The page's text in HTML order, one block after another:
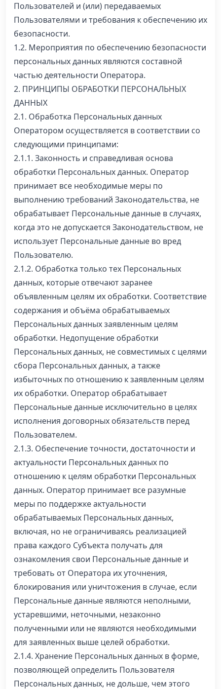
Пользователей и (или) передаваемых
Пользователями и требования к обеспечению их
безопасности.
1.2. Мероприятия по обеспечению безопасности
персональных данных являются составной
частью деятельности Оператора.
2. ПРИНЦИПЫ ОБРАБОТКИ ПЕРСОНАЛЬНЫХ
ДАННЫХ
2.1. Обработка Персональных данных
Оператором осуществляется в соответствии со
следующими принципами:
2.1.1. Законность и справедливая основа
обработки Персональных данных. Оператор
принимает все необходимые меры по
выполнению требований Законодательства, не
обрабатывает Персональные данные в случаях,
когда это не допускается Законодательством, не
использует Персональные данные во вред
Пользователю.
2.1.2. Обработка только тех Персональных
данных, которые отвечают заранее
объявленным целям их обработки. Соответствие
содержания и объёма обрабатываемых
Персональных данных заявленным целям
обработки. Недопущение обработки
Персональных данных, не совместимых с целями
сбора Персональных данных, а также
избыточных по отношению к заявленным целям
их обработки. Оператор обрабатывает
Персональные данные исключительно в целях
исполнения договорных обязательств перед
Пользователем.
2.1.3. Обеспечение точности, достаточности и
актуальности Персональных данных по
отношению к целям обработки Персональных
данных. Оператор принимает все разумные
меры по поддержке актуальности
обрабатываемых Персональных данных,
включая, но не ограничиваясь реализацией
права каждого Субъекта получать для
ознакомления свои Персональные данные и
требовать от Оператора их уточнения,
блокирования или уничтожения в случае, если
Персональные данные являются неполными,
устаревшими, неточными, незаконно
полученными или не являются необходимыми
для заявленных выше целей обработки.
2.1.4. Хранение Персональных данных в форме,
позволяющей определить Пользователя
Персональных данных, не дольше, чем этого